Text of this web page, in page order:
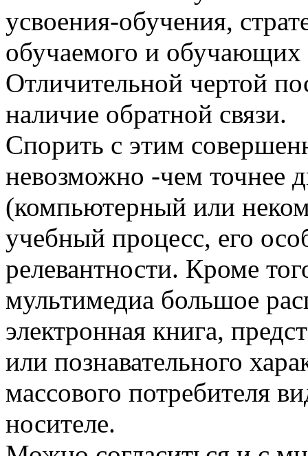
усвоения-обучения,
обучаемого и обучающих
Отличительной чертой
наличие обратной связи.
Спорить с этим
невозможно -чем точнее
(компьютерный или
учебный процесс, его
релевантности. Кроме
мультимедиа большое
электронная книга,
или познавательного
массового потребителя
носителе.